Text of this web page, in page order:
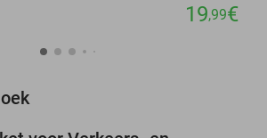
19,99€